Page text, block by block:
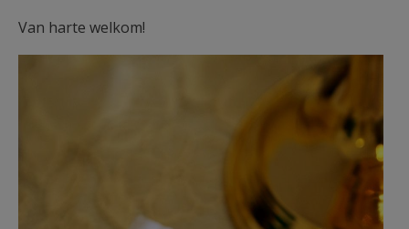
Van harte welkom!